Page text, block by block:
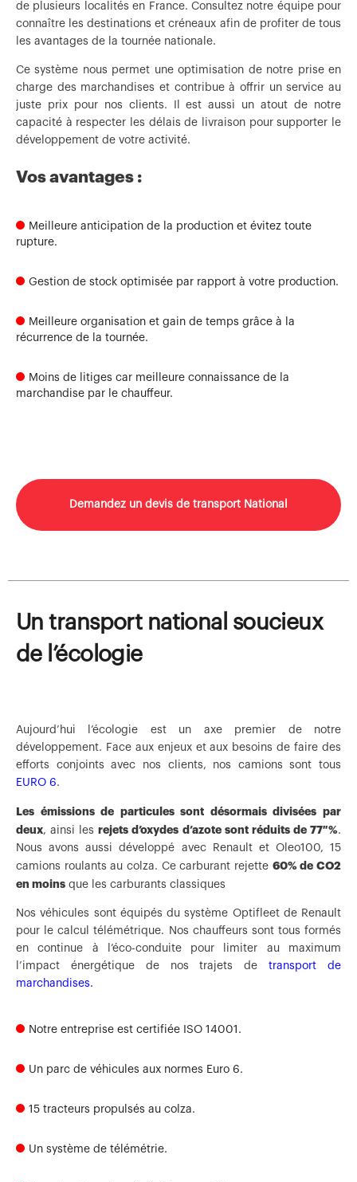
de plusieurs localités en France. Consultez notre équipe pour
connaître les destinations et créneaux afin de profiter de tous
les avantages de la tournée nationale.
Ce système nous permet une optimisation de notre prise en
charge des marchandises et contribue à offrir un service au
juste prix pour nos clients. Il est aussi un atout de notre
capacité à respecter les délais de livraison pour supporter le
développement de votre activité.
Vos avantages :
Meilleure anticipation de la production et évitez toute
rupture.
Gestion de stock optimisée par rapport à votre production.
Meilleure organisation et gain de temps grâce à la
récurrence de la tournée.
Moins de litiges car meilleure connaissance de la
marchandise par le chauffeur.
Demandez un devis de transport National
Un transport national soucieux
de l’écologie
Aujourd’hui l’écologie est un axe premier de notre
développement. Face aux enjeux et aux besoins de faire des
efforts conjoints avec nos clients, nos camions sont tous
EURO 6.
Les émissions de particules sont désormais divisées par
deux, ainsi lesrejets d’oxydes d’azote sont réduits de 77 %.
Nous avons aussi développé avec Renault et Oleo100, 15
camions roulants au colza. Ce carburant rejette 60% de CO2
en moins que les carburants classiques
Nos véhicules sont équipés du système Optifleet de Renault
pour le calcul télémétrique. Nos chauffeurs sont tous formés
en continue à l’éco-conduite pour limiter au maximum
l’impact énergétique de nos trajets detransport de
marchandises.
Notre entreprise est certifiée ISO 14001.
Un parc de véhicules aux normes Euro 6.
15 tracteurs propulsés au colza.
Un système de télémétrie.